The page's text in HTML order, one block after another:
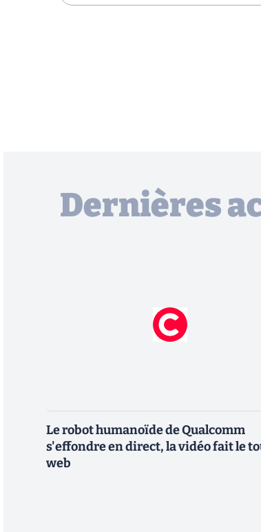
Dernières
Le robot humanoïde de Qualcomm
s'effondre en direct, la vidéo fait le
web